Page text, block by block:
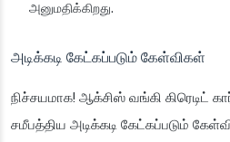
அனுமதிக்கிறது.
அடிக்கடி கேட்கப்படும் கேள்விகள்
நிச்சயமாக! ஆக்சிஸ் வங்கி கிரெடிட்
சமீபத்திய அடிக்கடி கேட்கப்படும்